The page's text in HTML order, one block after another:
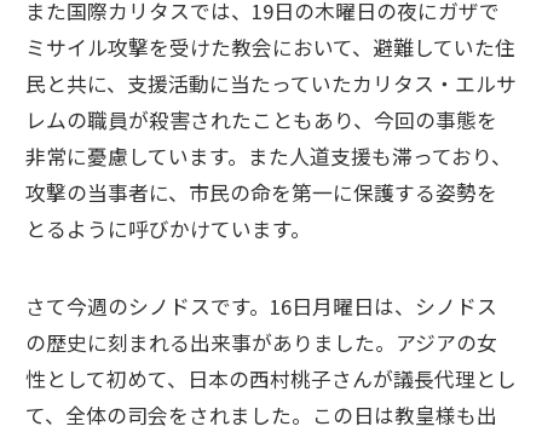
また国際カリタスでは、19日の木曜日の夜にガザで
ミサイル攻撃を受けた教会において、避難していた住
民と共に、支援活動に当たっていたカリタス・エルサ
レムの職員が殺害されたこともあり、今回の事態を
非常に憂慮しています。また人道支援も滞っており、
攻撃の当事者に、市民の命を第一に保護する姿勢を
とるように呼びかけています。
さて今週のシノドスです。16日月曜日は、シノドス
の歴史に刻まれる出来事がありました。アジアの女
性として初めて、日本の西村桃子さんが議長代理とし
て、全体の司会をされました。この日は教皇様も出